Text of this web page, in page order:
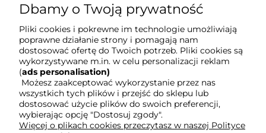
Dostawa i koszty
Moje konto
Gwarancja i zwroty
O firmie
Dbamy o Twoją prywatność
Pliki cookies i pokrewne im technologie umożliwiają
poprawne działanie strony i pomagają nam
dostosować ofertę do Twoich potrzeb. Pliki cookies są
wykorzystywane m.in. w celu personalizacji reklam
(ads personalisation)
Możesz zaakceptować wykorzystanie przez nas
wszystkich tych plików i przejść do sklepu lub
dostosować użycie plików do swoich preferencji,
wybierając opcję "Dostosuj zgody".
Więcej o plikach cookies przeczytasz w naszej Polityce